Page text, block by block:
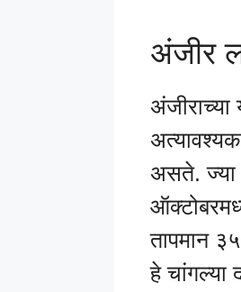
अंजीर
अंजीराच्या
असते. ज्या
तापमान
हे चांगल्या